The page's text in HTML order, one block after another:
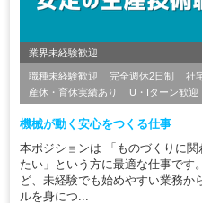
業界未経験歓迎
職種未経験歓迎 完全週休2日制
社
産休・育休実績あり
U・Iターン歓迎
機械が動く安心をつくる仕事
本ポジションは 「ものづくりに
たい」という方に最適な仕事です
ど、未経験でも始めやすい業務か
ルを身につ...